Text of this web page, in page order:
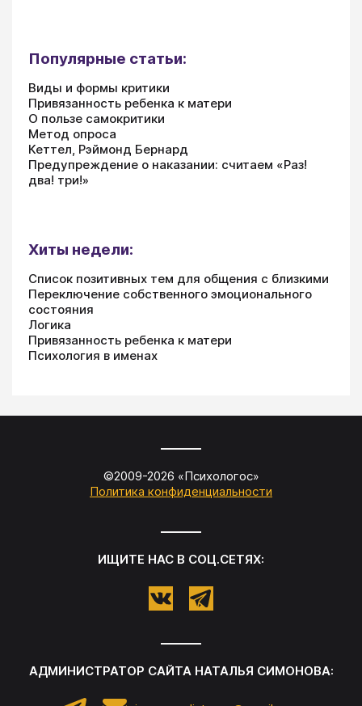
Популярные статьи:
Виды и формы критики
Привязанность ребенка к матери
О пользе самокритики
Метод опроса
Кеттел, Рэймонд Бернард
Предупреждение о наказании: считаем «Раз!
два! три!»
Хиты недели:
Список позитивных тем для общения с близкими
Переключение собственного эмоционального
состояния
Логика
Привязанность ребенка к матери
Психология в именах
©2009-2026 «Психологос»
Политика конфиденциальности
ИЩИТЕ НАС В СОЦ.СЕТЯХ:
АДМИНИСТРАТОР САЙТА НАТАЛЬЯ СИМОНОВА: